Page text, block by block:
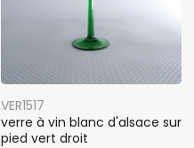
VER1517
verre à vin blanc d'alsace sur
pied vert droit